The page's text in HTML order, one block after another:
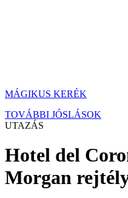
MÁGIKUS KERÉK
TOVÁBBI JÓSLÁSOK
UTAZÁS
Hotel del
Morgan